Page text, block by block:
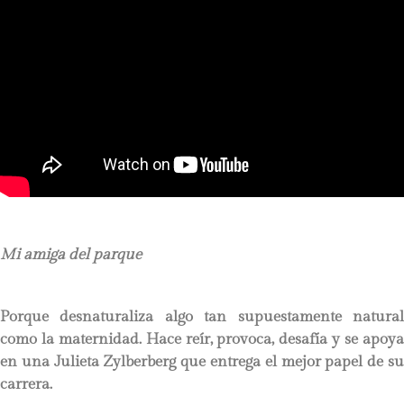
Mi amiga del parque
Porque desnaturaliza algo tan supuestamente natural
como la maternidad. Hace reír, provoca, desafía y se apoya
en una Julieta Zylberberg que entrega el mejor papel de su
carrera.